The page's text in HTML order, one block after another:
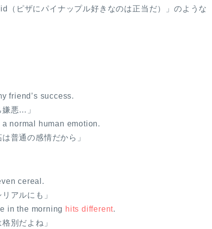
（ピザにパイナップル好きなのは正当だ）」のような
friend’s success.
嫌悪…」
normal human emotion.
普通の感情だから」
cereal.
アルにも」
in the morning hits different.
別だよね」